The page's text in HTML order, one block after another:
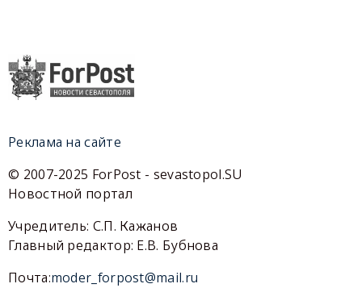
Реклама на сайте
© 2007-2025 ForPost - sevastopol.SU
Новостной портал
Учредитель: С.П. Кажанов
Главный редактор: Е.В. Бубнова
Почта:moder_forpost@mail.ru